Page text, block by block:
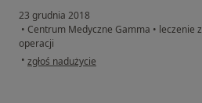
23 grudnia 2018
• Centrum Medyczne Gamma • leczenie
operacji
• w opinii użytkownika Marcin
zgłoś nadużycie